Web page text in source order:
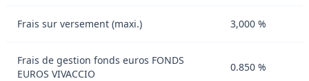
Frais sur versement (maxi.) 3,000 %
Frais de gestion fonds euros FONDS
EUROS VIVACCIO
0.850 %